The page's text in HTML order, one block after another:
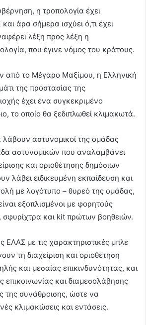
η τροπολογία έχει
άρα σήμερα ισχύει ό,τι έχει
λέξη προς λέξη η
που έγινε νόμος του κράτους.
από το Μέγαρο Μαξίμου, η Ελληνική
της προστασίας της
έχει ένα συγκεκριμένο
το οποίο θα ξεδιπλωθεί κλιμακωτά.
λάβουν αστυνομικοί της ομάδας
αστυνομικών που αναλαμβάνει
και οριοθέτησης δημόσιων
λάβει ειδικευμένη εκπαίδευση και
με λογότυπο – θυρεό της ομάδας,
εξοπλισμένοι με φορητούς
και kit πρώτων βοηθειών.
ΕΛΑΣ με τις χαρακτηριστικές μπλε
τη διαχείριση και οριοθέτηση
και μεσαίας επικινδυνότητας, και
επικοινωνίας και διαμεσολάβησης
της συνάθροισης, ώστε να
κλιμακώσεις και εντάσεις.